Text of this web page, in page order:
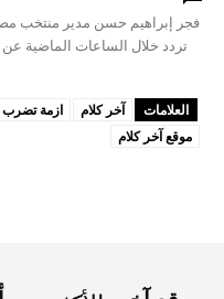
فجر إبراهيم حسن مدير منتخب
تردد خلال الساعات الماضية
العلامات آخر كلام ازمة تضرب
موقع آخر كلام